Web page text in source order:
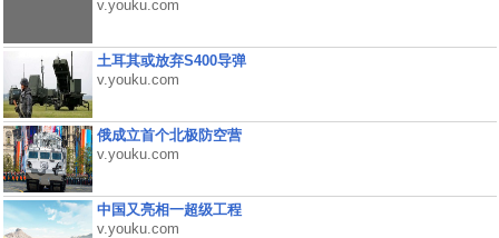
v.youku.com
土耳其或放弃S400导弹
v.youku.com
俄成立首个北极防空营
v.youku.com
中国又亮相一超级工程
v.youku.com